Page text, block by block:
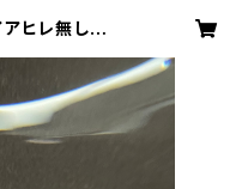
アヒレ無し 2